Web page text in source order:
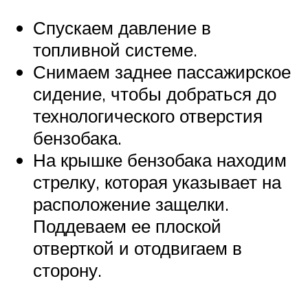
Спускаем давление в
топливной системе.
Снимаем заднее пассажирское
сидение, чтобы добраться до
технологического отверстия
бензобака.
На крышке бензобака находим
стрелку, которая указывает на
расположение защелки.
Поддеваем ее плоской
отверткой и отодвигаем в
сторону.